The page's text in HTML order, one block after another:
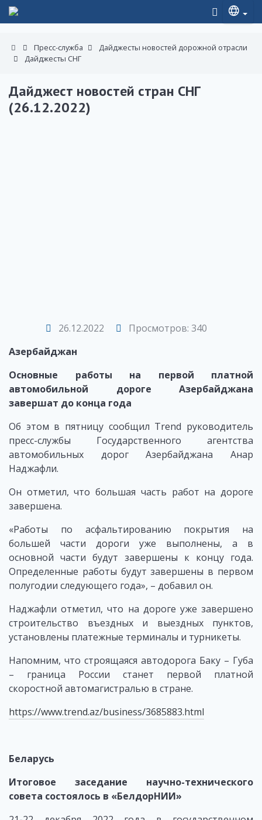
Пресс-служба
Дайджесты новостей дорожной отрасли
Дайджесты СНГ
Дайджест новостей стран СНГ
(26.12.2022)
26.12.2022
Просмотров: 340
Азербайджан
Основные работы на первой платной
автомобильной дороге Азербайджана
завершат до конца года
Об этом в пятницу сообщил Trend руководитель
пресс-службы Государственного агентства
автомобильных дорог Азербайджана Анар
Наджафли.
Он отметил, что большая часть работ на дороге
завершена.
«Работы по асфальтированию покрытия на
большей части дороги уже выполнены, а в
основной части будут завершены к концу года.
Определенные работы будут завершены в первом
полугодии следующего года», – добавил он.
Наджафли отметил, что на дороге уже завершено
строительство въездных и выездных пунктов,
установлены платежные терминалы и турникеты.
Напомним, что строящаяся автодорога Баку – Губа
– граница России станет первой платной
скоростной автомагистралью в стране.
https://www.trend.az/business/3685883.html
Беларусь
Итоговое заседание научно-технического
совета состоялось в «БелдорНИИ»